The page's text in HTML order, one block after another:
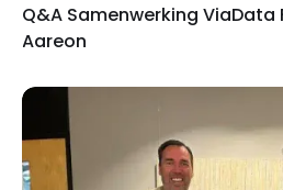
Q&A Samenwerking ViaData
Aareon